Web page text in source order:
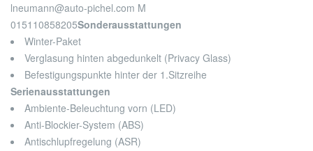
lneumann@auto-pichel.com M
015110858205Sonderausstattungen
Winter-Paket
Verglasung hinten abgedunkelt (Privacy Glass)
Befestigungspunkte hinter der 1.Sitzreihe
Serienausstattungen
Ambiente-Beleuchtung vorn (LED)
Anti-Blockier-System (ABS)
Antischlupfregelung (ASR)